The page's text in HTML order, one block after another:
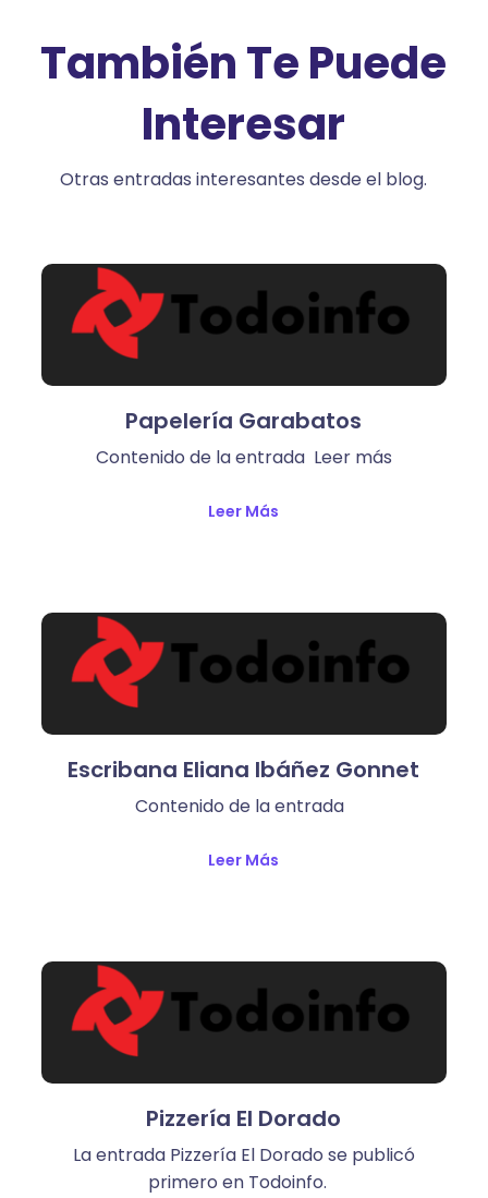
También Te Puede
Interesar
Otras entradas interesantes desde el blog.
Papelería Garabatos
Contenido de la entrada Leer más
Leer Más
Escribana Eliana Ibáñez Gonnet
Contenido de la entrada
Leer Más
Pizzería El Dorado
La entrada Pizzería El Dorado se publicó
primero en Todoinfo.